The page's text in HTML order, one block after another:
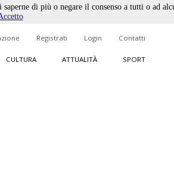
Registrati Login Contatti
CULTURA ATTUALITÀ SPORT
di più o negare il consenso a tutti o ad